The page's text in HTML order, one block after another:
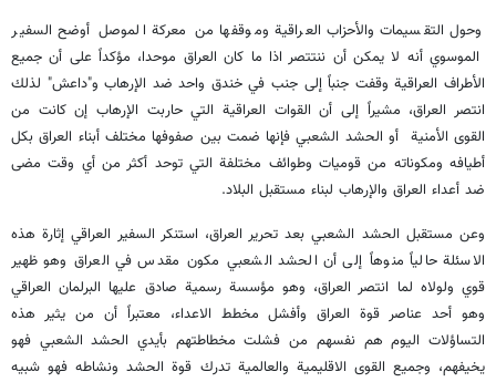
وحول التقسيمات والأحزاب العراقية وموقفها من معركة الموصل أوضح السفير
الموسوي أنه لا يمكن أن ننتتصر اذا ما كان العراق موحدا، مؤكداً على أن جميع
الأطراف العراقية وقفت جنباً إلى جنب في خندق واحد ضد الإرهاب و"داعش" لذلك
انتصر العراق، مشيراً إلى أن القوات العراقية التي حاربت الإرهاب إن كانت من
القوى الأمنية أو الحشد الشعبي فإنها ضمت بين صفوفها مختلف أبناء العراق بكل
أطيافه ومكوناته من قوميات وطوائف مختلفة التي توحد أكثر من أي وقت مضى
ضد أعداء العراق والإرهاب لبناء مستقبل البلاد.
وعن مستقبل الحشد الشعبي بعد تحرير العراق، استنكر السفير العراقي إثارة هذه
الاسئلة حالياً منوهاً إلى أن الحشد الشعبي مكون مقدس في العراق وهو ظهير
قوي ولولاه لما انتصر العراق، وهو مؤسسة رسمية صادق عليها البرلمان العراقي
وهو أحد عناصر قوة العراق وأفشل مخطط الاعداء، معتبراً أن من يثير هذه
التساؤلات اليوم هم نفسهم من فشلت مخطاطتهم بأيدي الحشد الشعبي فهو
يخيفهم، وجميع القوى الاقليمية والعالمية تدرك قوة الحشد ونشاطه فهو شبيه